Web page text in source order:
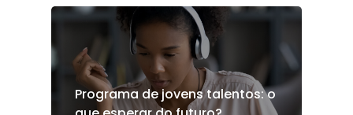
Programa de jovens talentos: o